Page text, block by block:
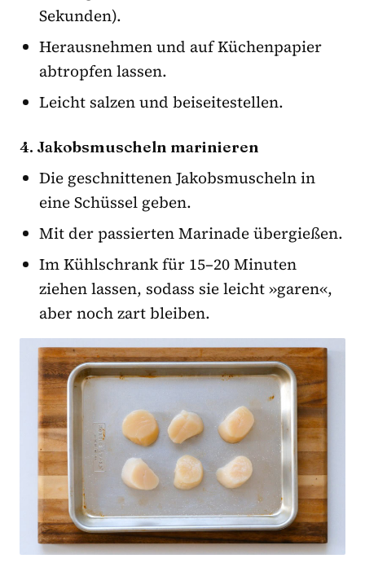
Sekunden).
Herausnehmen und auf Küchenpapier
abtropfen lassen.
Leicht salzen und beiseitestellen.
4. Jakobsmuscheln marinieren
Die geschnittenen Jakobsmuscheln in
eine Schüssel geben.
Mit der passierten Marinade übergießen.
Im Kühlschrank für 15–20 Minuten
ziehen lassen, sodass sie leicht »garen«,
aber noch zart bleiben.